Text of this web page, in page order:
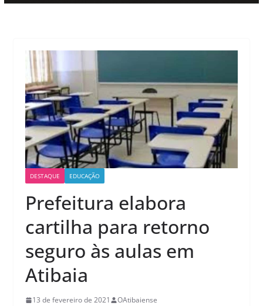
DESTAQUE EDUCAÇÃO
Prefeitura elabora
cartilha para retorno
seguro às aulas em
Atibaia
13 de fevereiro de 2021 OAtibaiense